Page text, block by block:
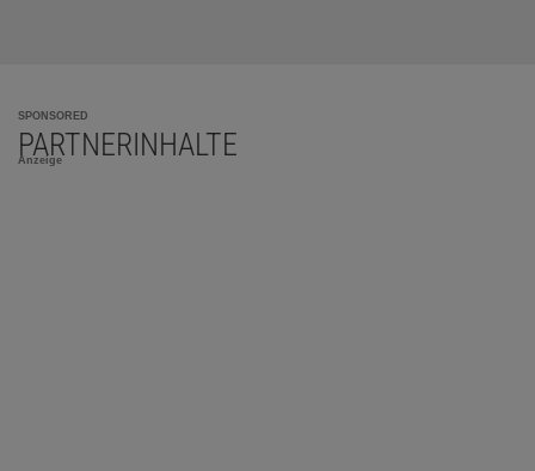
SPONSORED
PARTNERINHALTE
Anzeige